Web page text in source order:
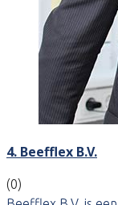
4. Beefflex B.V.
(0)